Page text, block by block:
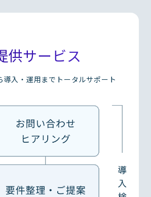
供サービス
導入・運用までトータルサポート